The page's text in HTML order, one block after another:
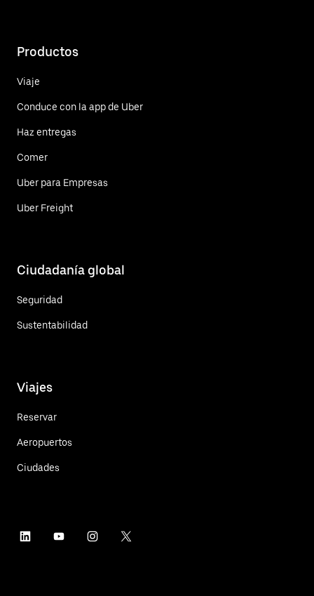
Productos
Viaje
Conduce con la app de Uber
Haz entregas
Comer
Uber para Empresas
Uber Freight
Ciudadanía global
Seguridad
Sustentabilidad
Viajes
Reservar
Aeropuertos
Ciudades